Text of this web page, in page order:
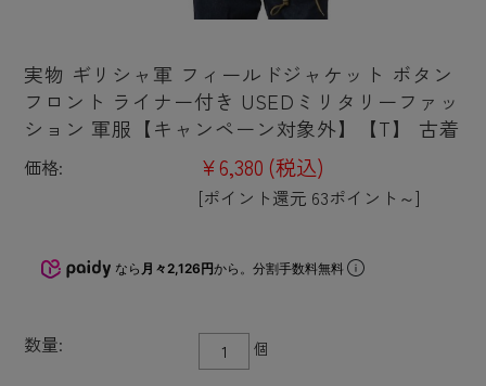
実物 ギリシャ軍 フィールドジャケット ボタン
フロント ライナー付き USEDミリタリーファッ
ション 軍服【キャンペーン対象外】【T】 古着
価格: ¥6,380 (税込)
[ポイント還元 63ポイント～]
なら 月々2,126円から。分割手数料無料
数量: 個